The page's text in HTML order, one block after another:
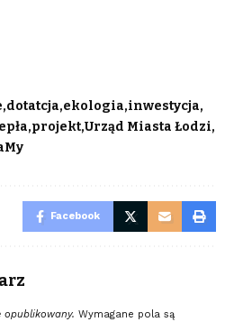
dotatcja ekologia inwestycja
projekt Urząd Miasta Łodzi
Facebook
opublikowany. Wymagane pola są